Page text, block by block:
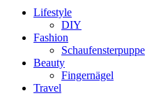
Lifestyle
DIY
Fashion
Schaufensterpuppe
Beauty
Fingernägel
Travel